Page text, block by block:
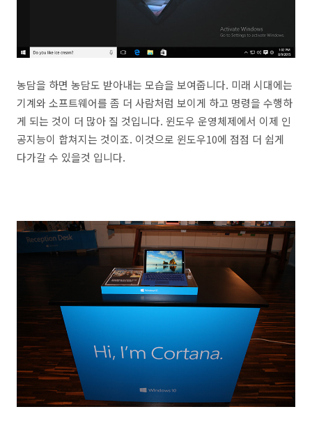
농담을 하면 농담도 받아내는 모습을 보여줍니다. 미래 시대에는
기계와 소프트웨어를 좀 더 사람처럼 보이게 하고 명령을 수행하
게 되는 것이 더 많아 질 것입니다. 윈도우 운영체제에서 이제 인
공지능이 합쳐지는 것이죠. 이것으로 윈도우10에 점점 더 쉽게
다가갈 수 있을것 입니다.